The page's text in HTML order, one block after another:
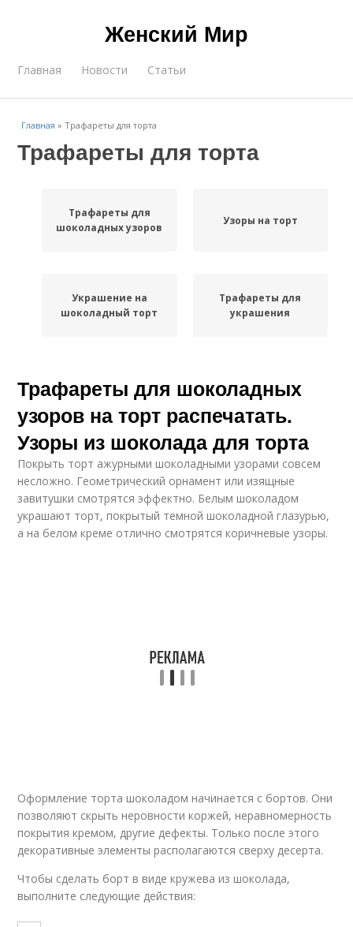
Женский Мир
Главная Новости Статьи
Главная »Трафареты для торта
Трафареты для торта
Трафареты для
шоколадных узоров
Узоры на торт
Украшение на
шоколадный торт
Трафареты для
украшения
Трафареты для шоколадных
узоров на торт распечатать.
Узоры из шоколада для торта
Покрыть торт ажурными шоколадными узорами совсем
несложно. Геометрический орнамент или изящные
завитушки смотрятся эффектно. Белым шоколадом
украшают торт, покрытый темной шоколадной глазурью,
а на белом креме отлично смотрятся коричневые узоры.
Оформление торта шоколадом начинается с бортов. Они
позволяют скрыть неровности коржей, неравномерность
покрытия кремом, другие дефекты. Только после этого
декоративные элементы располагаются сверху десерта.
Чтобы сделать борт в виде кружева из шоколада,
выполните следующие действия: